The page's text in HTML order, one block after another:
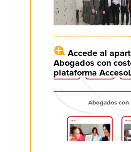
Accede al
Abogados con
plataforma